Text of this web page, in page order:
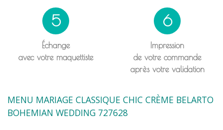
5
Échange
avec votre maquettiste
6
Impression
de votre commande
après votre validation
MENU MARIAGE CLASSIQUE CHIC CRÈME BELARTO
BOHEMIAN WEDDING 727628